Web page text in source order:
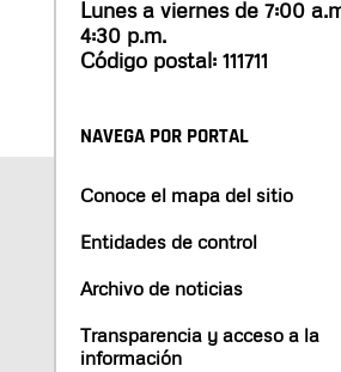
Lunes a viernes de 7:00
4:30 p.m.
Código postal: 111711
NAVEGA POR PORTAL
Conoce el mapa del sitio
Entidades de control
Archivo de noticias
Transparencia y acceso a la
información